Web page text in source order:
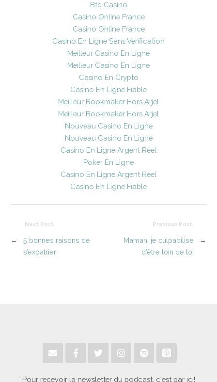
Btc Casino
Casino Online France
Casino Online France
Casino En Ligne Sans Verification
Meilleur Casino En Ligne
Meilleur Casino En Ligne
Casino En Crypto
Casino En Ligne Fiable
Meilleur Bookmaker Hors Arjel
Meilleur Bookmaker Hors Arjel
Nouveau Casino En Ligne
Nouveau Casino En Ligne
Casino En Ligne Argent Réel
Poker En Ligne
Casino En Ligne Argent Réel
Casino En Ligne Fiable
Previous Post
Maman, je culpabilise
d’être loin de toi
→
Next Post
←
5 bonnes raisons de
s’expatrier
Pour recevoir la newsletter du podcast, c'est par ici!